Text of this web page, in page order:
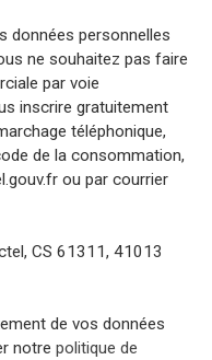
données personnelles
ne souhaitez pas faire
par voie
inscrire gratuitement
téléphonique,
de la consommation,
ou par courrier
CS 61311, 41013
de vos données
notre politique de